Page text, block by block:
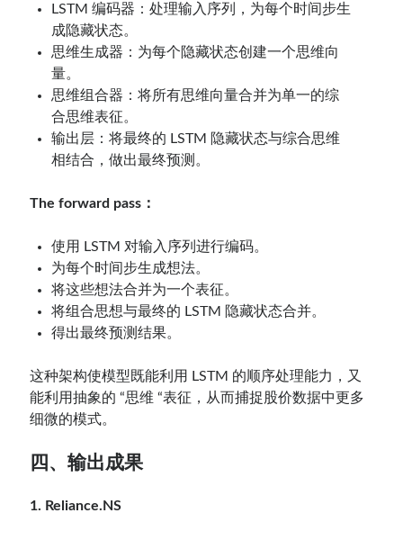
LSTM 编码器：处理输入序列，为每个时间步生
成隐藏状态。
思维生成器：为每个隐藏状态创建一个思维向
量。
思维组合器：将所有思维向量合并为单一的综
合思维表征。
输出层：将最终的 LSTM 隐藏状态与综合思维
相结合，做出最终预测。
The forward pass：
使用 LSTM 对输入序列进行编码。
为每个时间步生成想法。
将这些想法合并为一个表征。
将组合思想与最终的 LSTM 隐藏状态合并。
得出最终预测结果。
这种架构使模型既能利用 LSTM 的顺序处理能力，又
能利用抽象的 “思维 “表征，从而捕捉股价数据中更多
细微的模式。
四、输出成果
1. Reliance.NS